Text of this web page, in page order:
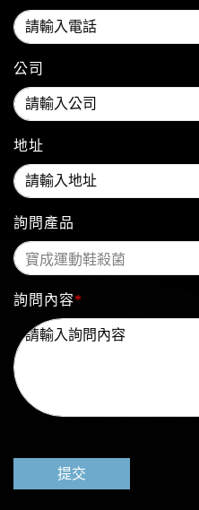
公司
地址
詢問產品
詢問內容*
提交